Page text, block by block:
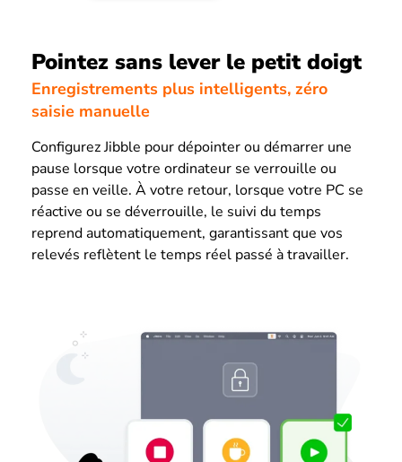
Pointez sans lever le petit doigt
Enregistrements plus intelligents, zéro
saisie manuelle
Configurez Jibble pour dépointer ou démarrer une
pause lorsque votre ordinateur se verrouille ou
passe en veille. À votre retour, lorsque votre PC se
réactive ou se déverrouille, le suivi du temps
reprend automatiquement, garantissant que vos
relevés reflètent le temps réel passé à travailler.